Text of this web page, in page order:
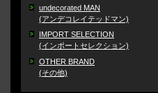
undecorated MAN
(アンデコレイテッドマン)
IMPORT SELECTION
(インポートセレクション)
OTHER BRAND
(その他)